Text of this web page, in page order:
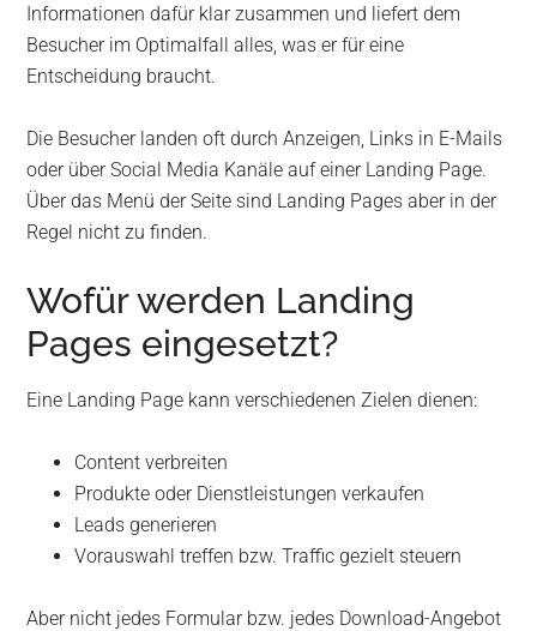
Informationen dafür klar zusammen und liefert dem
Besucher im Optimalfall alles, was er für eine
Entscheidung braucht.
Die Besucher landen oft durch Anzeigen, Links in E-Mails
oder über Social Media Kanäle auf einer Landing Page.
Über das Menü der Seite sind Landing Pages aber in der
Regel nicht zu finden.
Wofür werden Landing
Pages eingesetzt?
Eine Landing Page kann verschiedenen Zielen dienen:
Content verbreiten
Produkte oder Dienstleistungen verkaufen
Leads generieren
Vorauswahl treffen bzw. Traffic gezielt steuern
Aber nicht jedes Formular bzw. jedes Download-Angebot